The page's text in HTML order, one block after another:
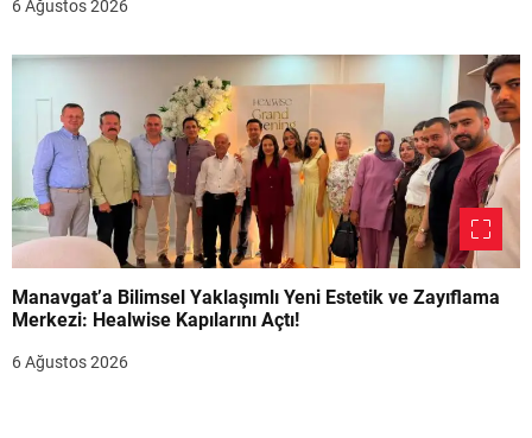
6 Ağustos 2026
Manavgat’a Bilimsel Yaklaşımlı Yeni Estetik ve Zayıflama
Merkezi: Healwise Kapılarını Açtı!
6 Ağustos 2026